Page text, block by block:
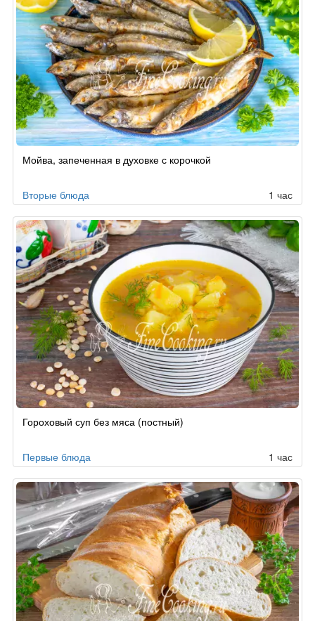
Мойва, запеченная в духовке с корочкой
Вторые блюда 1 час
Гороховый суп без мяса (постный)
Первые блюда 1 час